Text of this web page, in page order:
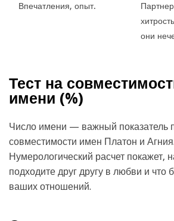
Впечатления, опыт.
они
Тест на
имени (%)
Число имени — важный показатель
совместимости имен Платон и Агния.
Нумерологический расчет покажет,
подходите друг другу в любви и что
ваших отношений.